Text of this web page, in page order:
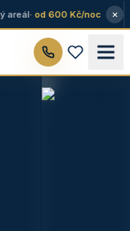
areál· od 600 Kč/noc ×